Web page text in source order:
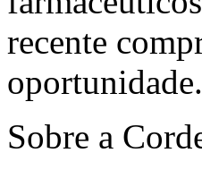
recente
Sobre a